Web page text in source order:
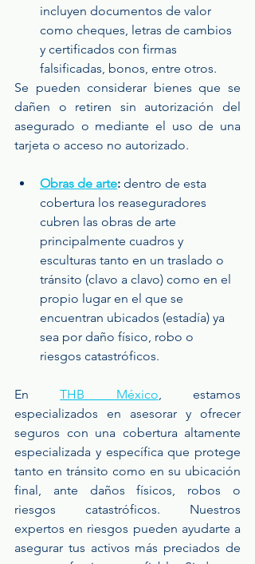
incluyen documentos de valor
como cheques, letras de cambios
y certificados con firmas
falsificadas, bonos, entre otros.
Se pueden considerar bienes que se
dañen o retiren sin autorización del
asegurado o mediante el uso de una
tarjeta o acceso no autorizado.
Obras de arte: dentro de esta
cobertura los reaseguradores
cubren las obras de arte
principalmente cuadros y
esculturas tanto en un traslado o
tránsito (clavo a clavo) como en el
propio lugar en el que se
encuentran ubicados (estadía) ya
sea por daño físico, robo o
riesgos catastróficos.
En THB México, estamos
especializados en asesorar y ofrecer
seguros con una cobertura altamente
especializada y específica que protege
tanto en tránsito como en su ubicación
final, ante daños físicos, robos o
riesgos catastróficos. Nuestros
expertos en riesgos pueden ayudarte a
asegurar tus activos más preciados de